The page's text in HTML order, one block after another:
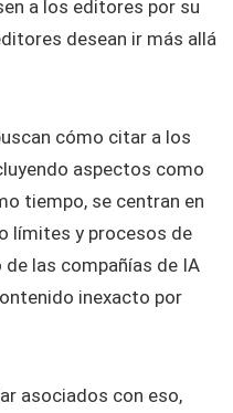
a los editores por su
desean ir más allá
cómo citar a los
aspectos como
tiempo, se centran en
límites y procesos de
las compañías de IA
inexacto por
asociados con eso,